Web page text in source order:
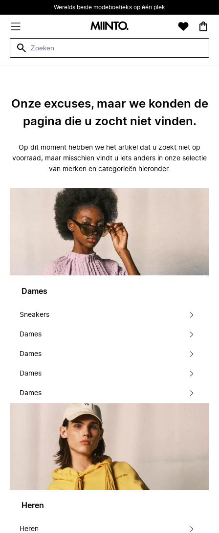
Werelds beste modeboetieks op één plek
Onze excuses, maar we konden de
pagina die u zocht niet vinden.
Op dit moment hebben we het artikel dat u zoekt niet op
voorraad, maar misschien vindt u iets anders in onze selectie
van merken en categorieën hieronder.
Dames
Sneakers
Dames
Dames
Dames
Dames
Heren
Heren